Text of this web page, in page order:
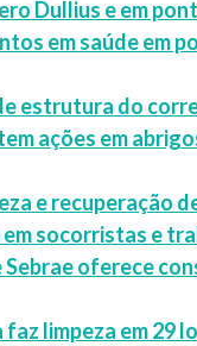
Dullius e em
em saúde em
estrutura do
ações em
e recuperação
em socorristas e
oferece
limpeza em 29